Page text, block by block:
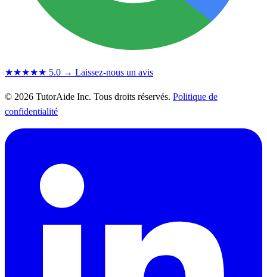
★★★★★ 5.0 → Laissez-nous un avis
© 2026 TutorAide Inc. Tous droits réservés. Politique de
confidentialité